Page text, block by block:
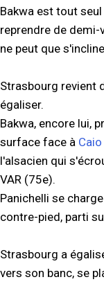
Bakwa est tout
reprendre de demi-
ne peut que
Strasbourg revient
égaliser.
Bakwa, encore lui,
surface face à Caio
l'alsacien qui
VAR (75e).
Panichelli se
contre-pied, parti
Strasbourg a
vers son banc, se